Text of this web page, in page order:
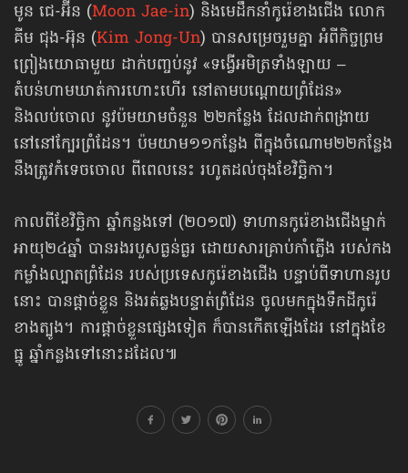
មូន ជេ-អ៊ីន (Moon Jae-in) និងមេដឹកនាំកូរ៉េខាងជើង លោក
គីម ជុង-អ៊ុន (Kim Jong-Un) បានសម្រេចរួមគ្នា អំពីកិច្ចព្រម
ព្រៀងយោធាមួយ ដាក់បញ្ចប់នូវ «ទង្វើអមិត្រទាំងឡាយ –
តំបន់ហាមឃាត់ការហោះហើរ នៅតាមបណ្ដោយព្រំដែន»
និងលប់ចោល នូវប៉មយាមចំនួន ២២កន្លែង ដែលដាក់ពង្រាយ
នៅនៅក្បែរព្រំដែន។ ប៉មយាម១១កន្លែង ពីក្នុងចំណោម២២កន្លែង
នឹងត្រូវកំទេចចោល ពីពេលនេះ រហូតដល់ចុងខែវិច្ឆិកា។
កាលពីខែវិច្ឆិកា ឆ្នាំកន្លងទៅ (២០១៧) ទាហានកូរ៉េខាងជើងម្នាក់
អាយុ២៤ឆ្នាំ បានរងរបួសធ្ងន់ធ្ងរ ដោយសារគ្រាប់កាំភ្លើង របស់កង
កម្លាំងល្បាតព្រំដែន របស់ប្រទេសកូរ៉េខាងជើង បន្ទាប់ពីទាហានរូប
នោះ បានផ្ដាច់ខ្លួន និងរត់ឆ្លងបន្ទាត់ព្រំដែន ចូលមកក្នុងទឹកដីកូរ៉េ
ខាងត្បូង។ ការផ្តាច់ខ្លួនផ្សេងទៀត ក៏បានកើតឡើងដែរ នៅក្នុងខែ
ធ្នូ ឆ្នាំកន្លងទៅនោះដដែល៕